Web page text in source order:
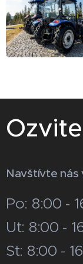
Navštívte nás
Po: 8:00 -
Ut: 8:00 -
St: 8:00 -